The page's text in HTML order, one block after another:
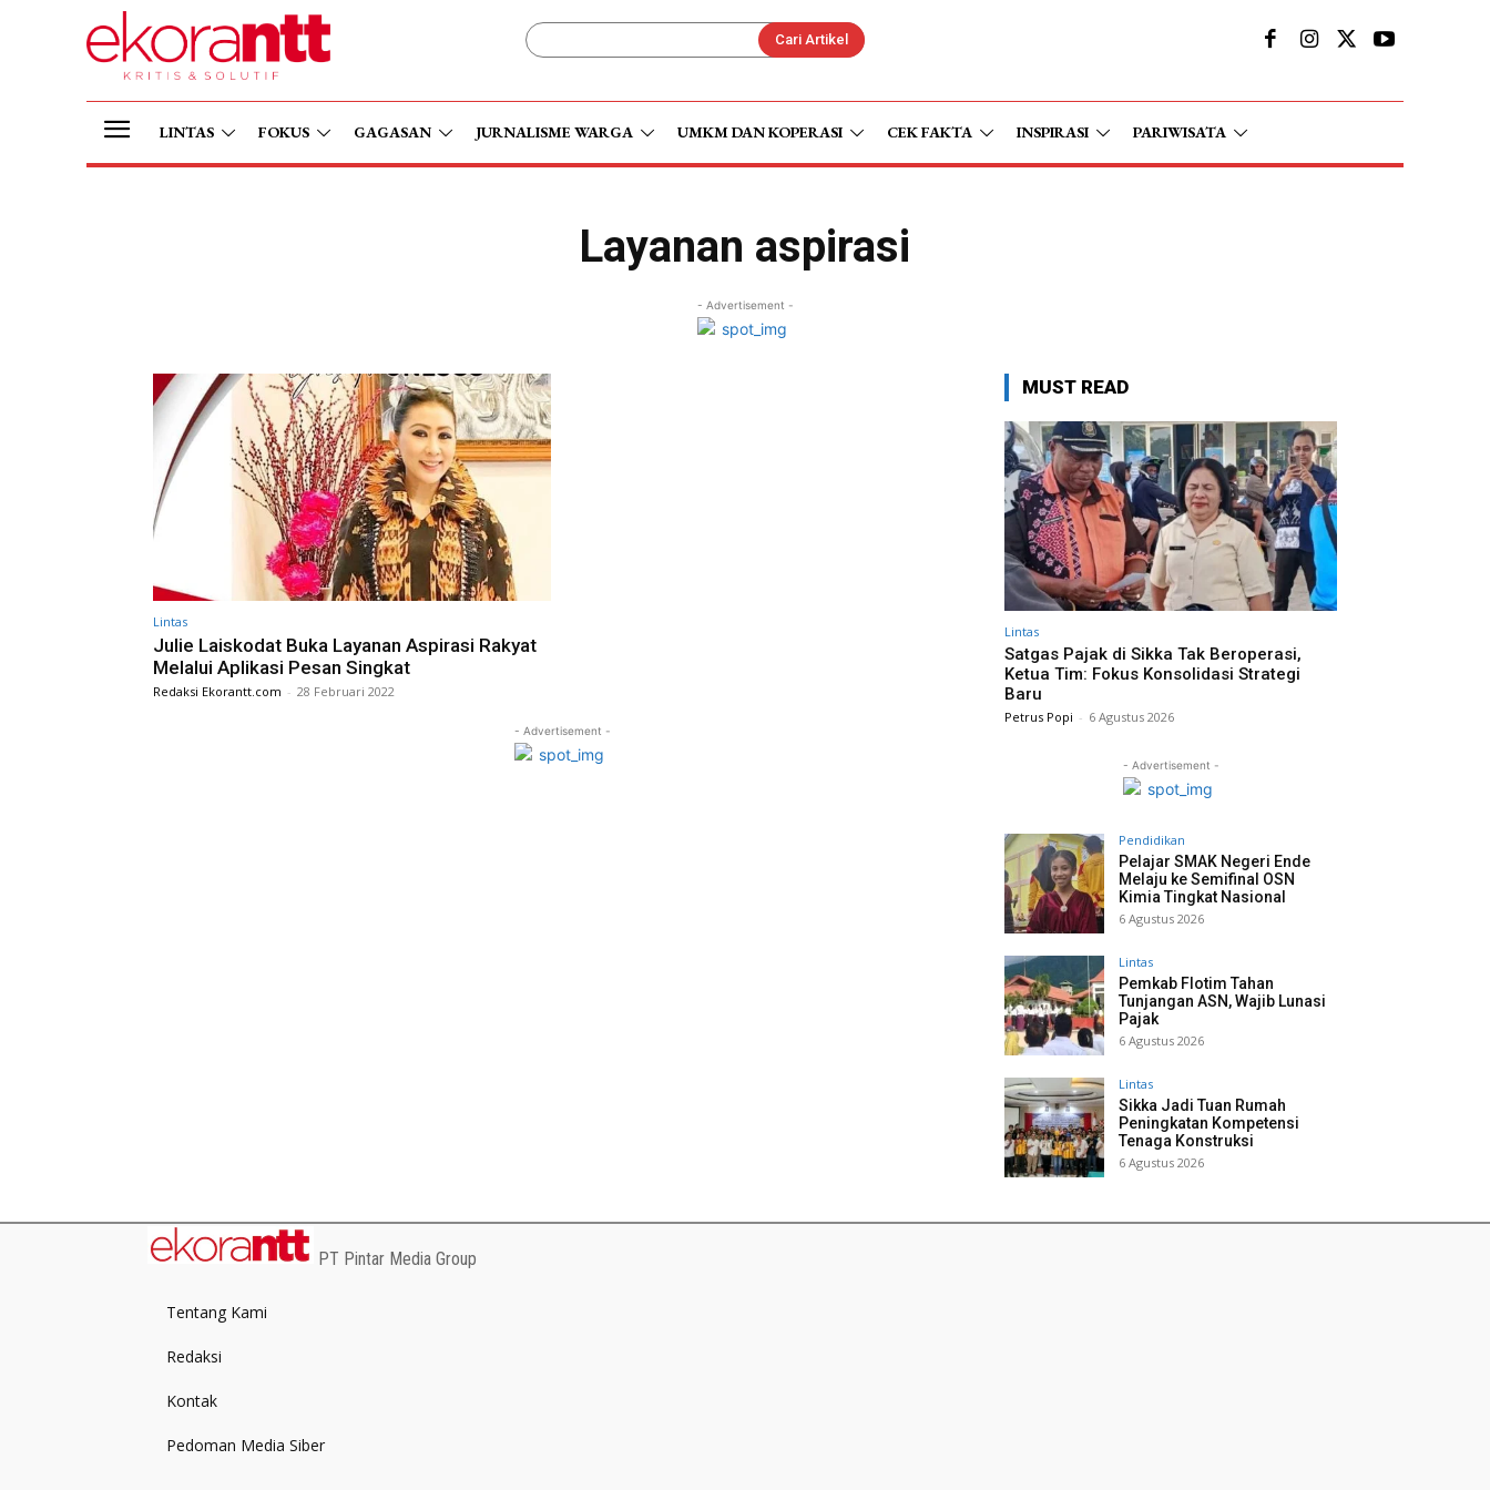
Cari Artikel
LINTAS FOKUS GAGASAN JURNALISME WARGA UMKM DAN KOPERASI CEK FAKTA INSPIRASI PARIWISATA
Layanan aspirasi
- Advertisement -
Lintas
Julie Laiskodat Buka Layanan Aspirasi Rakyat
Melalui Aplikasi Pesan Singkat
Redaksi Ekorantt.com - 28 Februari 2022
- Advertisement -
MUST READ
Lintas
Satgas Pajak di Sikka Tak Beroperasi,
Ketua Tim: Fokus Konsolidasi Strategi
Baru
Petrus Popi - 6 Agustus 2026
- Advertisement -
Pendidikan
Pelajar SMAK Negeri Ende
Melaju ke Semifinal OSN
Kimia Tingkat Nasional
6 Agustus 2026
Lintas
Pemkab Flotim Tahan
Tunjangan ASN, Wajib Lunasi
Pajak
6 Agustus 2026
Lintas
Sikka Jadi Tuan Rumah
Peningkatan Kompetensi
Tenaga Konstruksi
6 Agustus 2026
PT Pintar Media Group
Tentang Kami
Redaksi
Kontak
Pedoman Media Siber